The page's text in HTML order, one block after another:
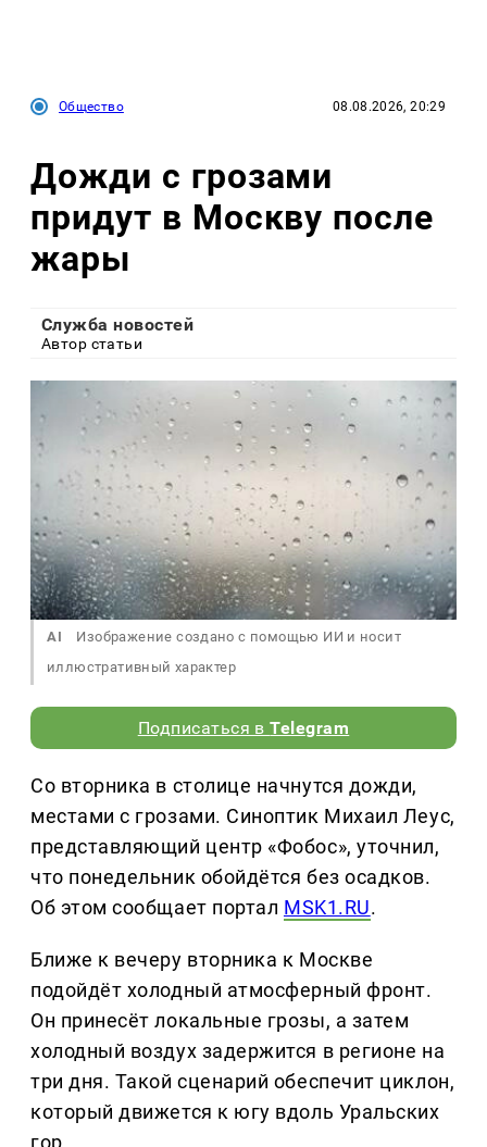
Общество 08.08.2026, 20:29
Дожди с грозами
придут в Москву после
жары
Служба новостей
Автор статьи
AI
Изображение создано с помощью ИИ и носит
иллюстративный характер
Подписаться вTelegram
Со вторника в столице начнутся дожди,
местами с грозами. Синоптик Михаил Леус,
представляющий центр «Фобос», уточнил,
что понедельник обойдётся без осадков.
Об этом сообщает портал MSK1.RU.
Ближе к вечеру вторника к Москве
подойдёт холодный атмосферный фронт.
Он принесёт локальные грозы, а затем
холодный воздух задержится в регионе на
три дня. Такой сценарий обеспечит циклон,
который движется к югу вдоль Уральских
гор.